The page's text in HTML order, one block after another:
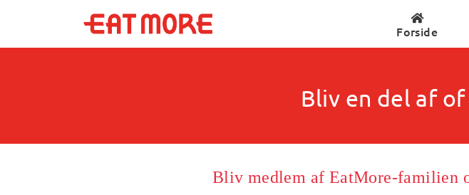
Forside
Bliv en del af
Bliv medlem af EatMore-familien